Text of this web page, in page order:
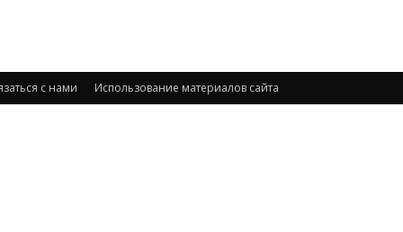
с нами Использование материалов сайта